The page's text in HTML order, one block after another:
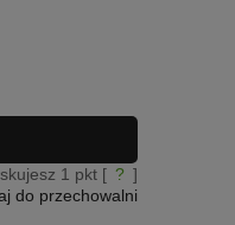
1 pkt [ ? ]
do przechowalni